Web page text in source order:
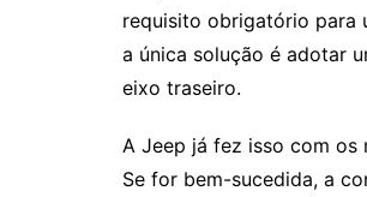
requisito obrigatório para
a única solução é adotar
eixo traseiro.
A Jeep já fez isso com os
Se for bem-sucedida, a